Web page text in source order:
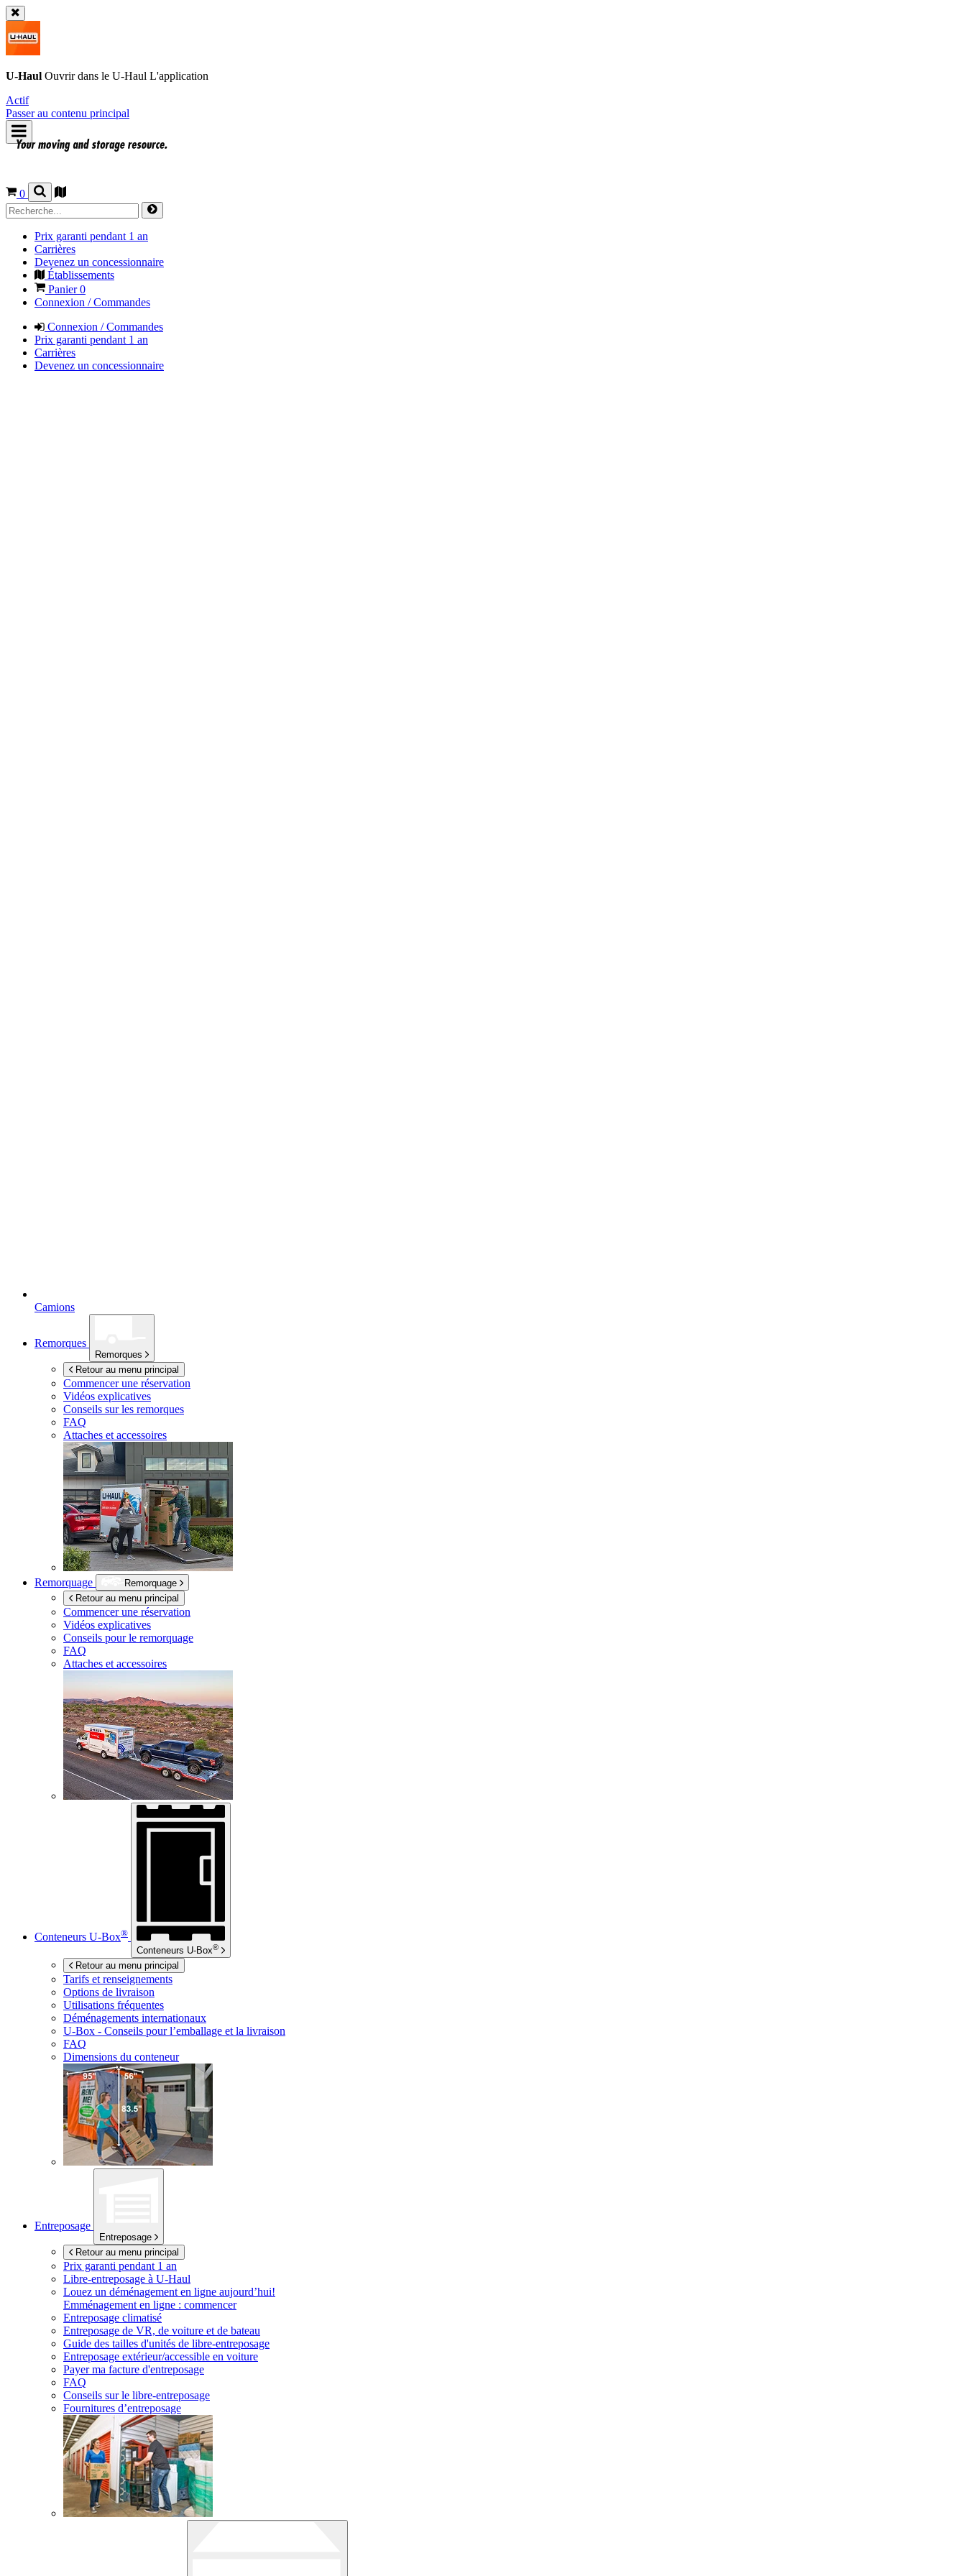
U-Haul Ouvrir dans le U-Haul L'application
Actif
Passer au contenu principal
0
Prix garanti pendant 1 an
Carrières
Devenez un concessionnaire
Établissements
Panier0
Connexion / Commandes
Connexion / Commandes
Prix garanti pendant 1 an
Carrières
Devenez un concessionnaire
Camions
Remorques
Remorques
Retour au menu principal
Commencer une réservation
Vidéos explicatives
Conseils sur les remorques
FAQ
Attaches et accessoires
Remorquage
Remorquage
Retour au menu principal
Commencer une réservation
Vidéos explicatives
Conseils pour le remorquage
FAQ
Attaches et accessoires
Conteneurs U-Box®
Conteneurs U-Box®
Retour au menu principal
Tarifs et renseignements
Options de livraison
Utilisations fréquentes
Déménagements internationaux
U-Box - Conseils pour l’emballage et la livraison
FAQ
Dimensions du conteneur
Entreposage
Entreposage
Retour au menu principal
Prix garanti pendant 1 an
Libre-entreposage à U-Haul
Louez un déménagement en ligne aujourd’hui!
Emménagement en ligne : commencer
Entreposage climatisé
Entreposage de VR, de voiture et de bateau
Guide des tailles d'unités de libre-entreposage
Entreposage extérieur/accessible en voiture
Payer ma facture d'entreposage
FAQ
Conseils sur le libre-entreposage
Fournitures d’entreposage